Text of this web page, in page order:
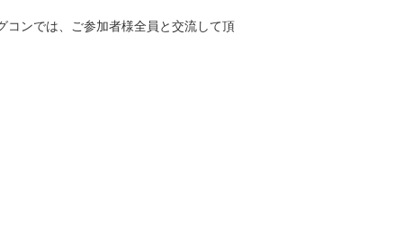
コンでは、ご参加者様全員と交流して頂